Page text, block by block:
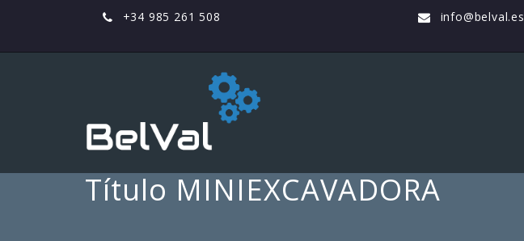
+34 985 261 508 info@belval.es
Título MINIEXCAVADORA